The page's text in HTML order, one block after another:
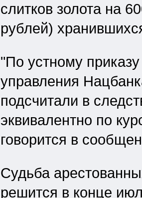
слитков золота на
рублей)
"По устному
управления
подсчитали в
эквивалентно по
говорится в
Судьба
решится в конце